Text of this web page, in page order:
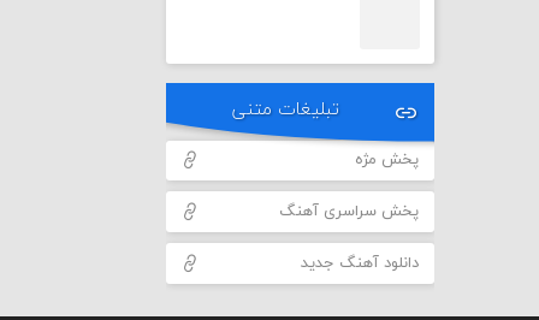
تبلیغات متنی
پخش مژه
پخش سراسری آهنگ
دانلود آهنگ جدید